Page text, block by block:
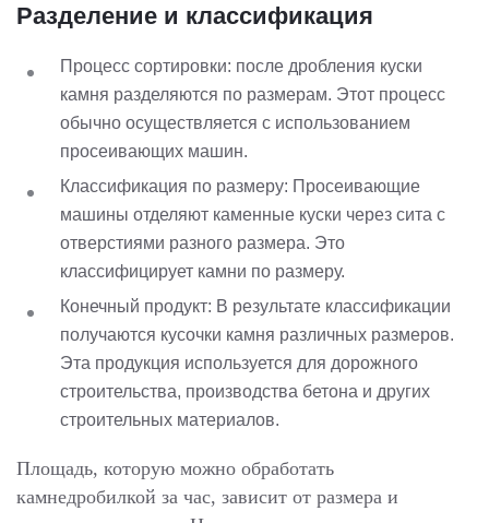
Разделение и классификация
Процесс сортировки: после дробления куски
камня разделяются по размерам. Этот процесс
обычно осуществляется с использованием
просеивающих машин.
Классификация по размеру: Просеивающие
машины отделяют каменные куски через сита с
отверстиями разного размера. Это
классифицирует камни по размеру.
Конечный продукт: В результате классификации
получаются кусочки камня различных размеров.
Эта продукция используется для дорожного
строительства, производства бетона и других
строительных материалов.
Площадь, которую можно обработать
камнедробилкой за час, зависит от размера и